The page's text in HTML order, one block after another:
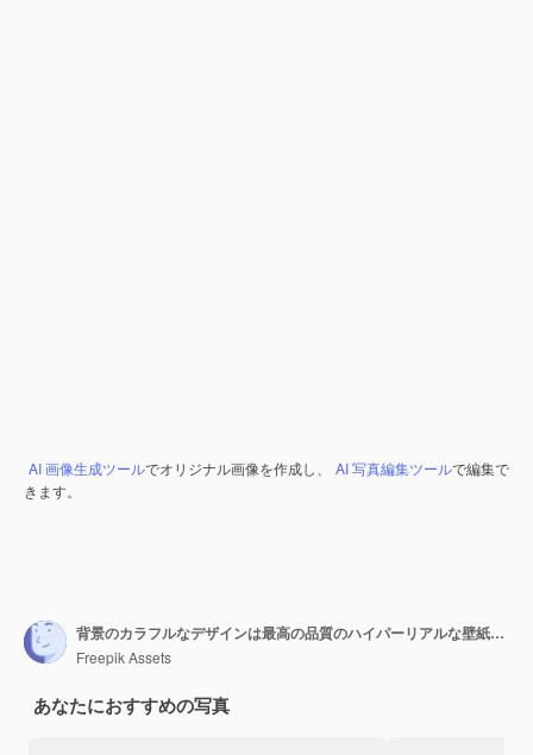
AI 画像生成ツールでオリジナル画像を作成し、 AI 写真編集ツールで編集で
きます。
背景のカラフルなデザインは最高の品質のハイパーリアルな壁紙画を生成します
Freepik Assets
あなたにおすすめの写真